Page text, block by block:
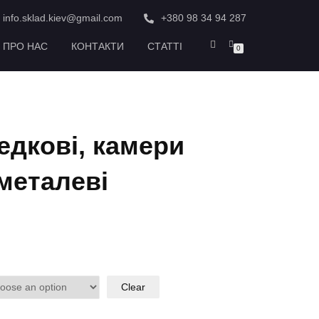
info.sklad.kiev@gmail.com +380 98 34 94 287
ПРО НАС КОНТАКТИ СТАТТІ 0
камери
Clear